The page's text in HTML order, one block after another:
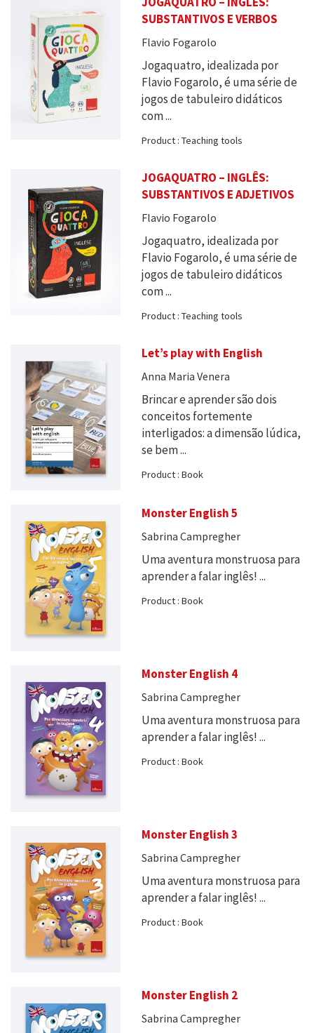
SUBSTANTIVOS E VERBOS
Flavio Fogarolo
Jogaquatro, idealizada por
Flavio Fogarolo, é uma série de
jogos de tabuleiro didáticos
com ...
Product : Teaching tools
JOGAQUATRO – INGLÊS:
SUBSTANTIVOS E ADJETIVOS
Flavio Fogarolo
Jogaquatro, idealizada por
Flavio Fogarolo, é uma série de
jogos de tabuleiro didáticos
com ...
Product : Teaching tools
Let’s play with English
Anna Maria Venera
Brincar e aprender são dois
conceitos fortemente
interligados: a dimensão lúdica,
se bem ...
Product : Book
Monster English 5
Sabrina Campregher
Uma aventura monstruosa para
aprender a falar inglês! ...
Product : Book
Monster English 4
Sabrina Campregher
Uma aventura monstruosa para
aprender a falar inglês! ...
Product : Book
Monster English 3
Sabrina Campregher
Uma aventura monstruosa para
aprender a falar inglês! ...
Product : Book
Monster English 2
Sabrina Campregher